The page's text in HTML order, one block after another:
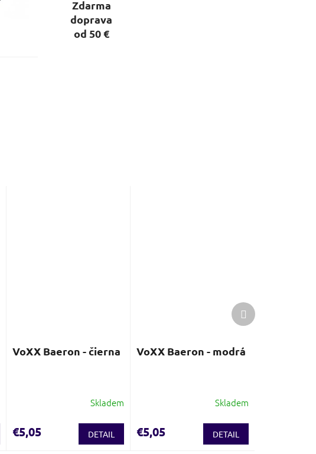
Zdarma
doprava
od 50 €
VoXX Baeron - čierna
Skladem
€5,05 DETAIL
VoXX Baeron - modrá
Skladem
€5,05 DETAIL
Ďalší
produkt